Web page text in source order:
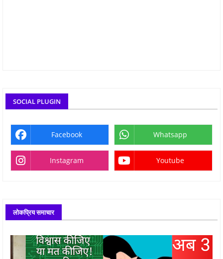
SOCIAL PLUGIN
Facebook Whatsapp
Instagram Youtube
लोकप्रिय समाचार